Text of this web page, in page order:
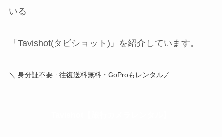
いる
「Tavishot(タビショット)」を紹介しています。
＼ 身分証不要・往復送料無料・GoProもレンタル／